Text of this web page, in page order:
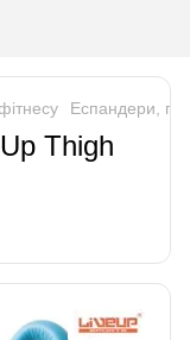
Еспандери,
Thigh